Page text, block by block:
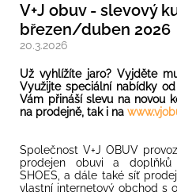
V+J obuv - slevový
březen/duben 2026
20.3.2026
Už vyhlížíte jaro? Vyjděte
Využijte speciální nabídky
Vám přináší slevu na novou
na prodejně, tak i na
Společnost V+J OBUV
prodejen obuvi a doplňků
SHOES, a dále také síť
vlastní internetový obchod s